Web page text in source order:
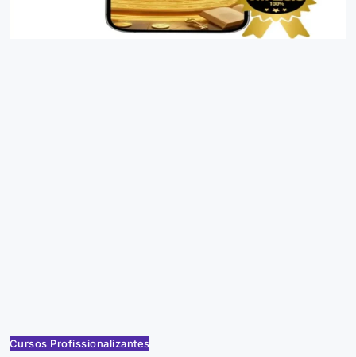
Cursos Profissionalizantes